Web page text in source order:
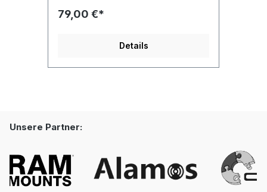
79,00 €*
Details
Unsere Partner: